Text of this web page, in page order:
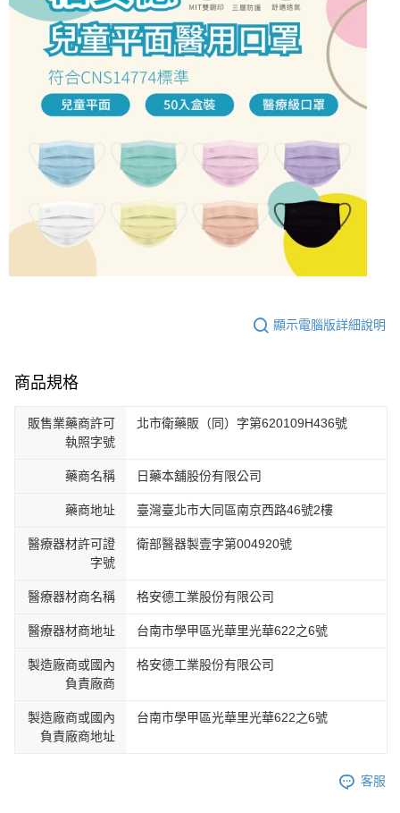
顯示電腦版詳細說明
商品規格
販售業藥商許可
執照字號
北市衛藥販（同）字第620109H436號
藥商名稱 日藥本舖股份有限公司
藥商地址 臺灣臺北市大同區南京西路46號2樓
醫療器材許可證
字號
衛部醫器製壹字第004920號
醫療器材商名稱 格安德工業股份有限公司
醫療器材商地址 台南市學甲區光華里光華622之6號
製造廠商或國內
負責廠商
格安德工業股份有限公司
製造廠商或國內
負責廠商地址
台南市學甲區光華里光華622之6號
客服